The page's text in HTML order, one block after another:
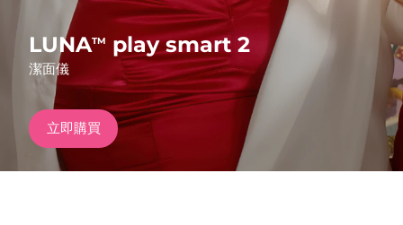
LUNATM play smart 2
潔面儀
立即購買
特別優惠 暢銷產品
紅光療法
預計送達日期
德國 預計送達日期
加拿大 預計送達日期